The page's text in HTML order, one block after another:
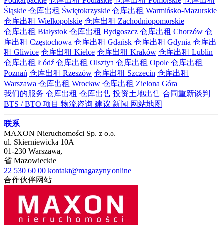
Śląskie 仓库出租 Świętokrzyskie 仓库出租 Warmińsko-Mazurskie
仓库出租 Wielkopolskie 仓库出租 Zachodniopomorskie
仓库出租 Białystok 仓库出租 Bydgoszcz 仓库出租 Chorzów 仓
库出租 Częstochowa 仓库出租 Gdańsk 仓库出租 Gdynia 仓库出
租 Gliwice 仓库出租 Kielce 仓库出租 Kraków 仓库出租 Lublin
仓库出租 Łódź 仓库出租 Olsztyn 仓库出租 Opole 仓库出租
Poznań 仓库出租 Rzeszów 仓库出租 Szczecin 仓库出租
Warszawa 仓库出租 Wrocław 仓库出租 Zielona Góra
我们的服务 仓库出租 仓库出售 投资土地出售 合同重新谈判
BTS / BTO 项目 物流咨询 建议 新闻 网站地图
联系
MAXON Nieruchomości Sp. z o.o.
ul. Skierniewicka 10A
01-230 Warszawa,
省 Mazowieckie
22 530 60 00 kontakt@magazyny.online
合作伙伴网站